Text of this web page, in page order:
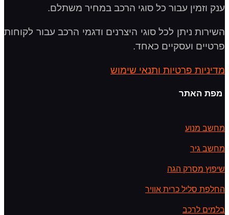
ענק וזמין עבור כל סוגי הרכב במחיר משתלם.
השירות ניתן לכל סוגי היצרנים ודגמי הרכב עבור לקוחות
פרטיים ועסקיים כאחד.
מדיניות פרטיות ותנאי שימוש
מפת האתר
מחשב מנוע
מחשב גיר
שיפוץ מסרק הגה
החלפת סליל כרית אוויר
בלמים לרכב